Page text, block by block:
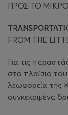
ΠΡΟΣ ΤΟ
FROM THE
Για τις
στο πλαίσιο
λεωφορεία της
συγκεκριμένα